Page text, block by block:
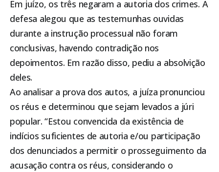
Em juízo, os três negaram a autoria dos crimes. A
defesa alegou que as testemunhas ouvidas
durante a instrução processual não foram
conclusivas, havendo contradição nos
depoimentos. Em razão disso, pediu a absolvição
deles.
Ao analisar a prova dos autos, a juíza pronunciou
os réus e determinou que sejam levados a júri
popular. “Estou convencida da existência de
indícios suficientes de autoria e/ou participação
dos denunciados a permitir o prosseguimento da
acusação contra os réus, considerando o